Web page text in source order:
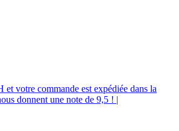
et votre commande est expédiée dans la
donnent une note de 9,5 ! |